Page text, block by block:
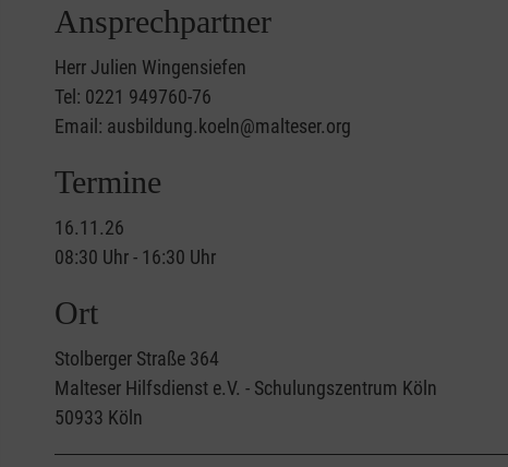
Ansprechpartner
Herr Julien Wingensiefen
Tel: 0221 949760-76
Email: ausbildung.koeln@malteser.org
Termine
16.11.26
08:30 Uhr - 16:30 Uhr
Ort
Stolberger Straße 364
Malteser Hilfsdienst e.V. - Schulungszentrum Köln
50933 Köln